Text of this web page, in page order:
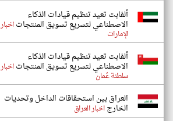
ألفابت تعيد تنظيم قيادات الذكاء
الاصطناعي لتسريع تسويق المنتجاتاخبار
الإمارات
ألفابت تعيد تنظيم قيادات الذكاء
الاصطناعي لتسريع تسويق المنتجاتاخبار
سلطنة عُمان
‏العراق بين استحقاقات الداخل وتحديات
الخارجاخبار العراق